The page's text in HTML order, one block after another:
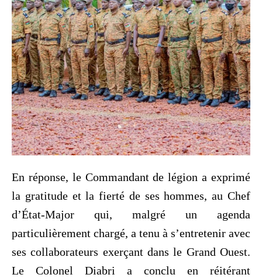
En réponse, le Commandant de légion a exprimé
la gratitude et la fierté de ses hommes, au Chef
d’État-Major qui, malgré un agenda
particulièrement chargé, a tenu à s’entretenir avec
ses collaborateurs exerçant dans le Grand Ouest.
Le Colonel Diabri a conclu en réitérant